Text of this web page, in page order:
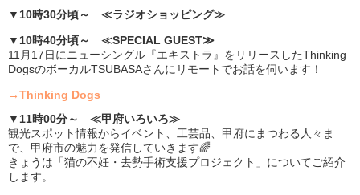
▼10時30分頃～ ≪ラジオショッピング≫
▼10時40分頃～ ≪SPECIAL GUEST≫
11月17日にニューシングル『エキストラ』をリリースしたThinking
DogsのボーカルTSUBASAさんにリモートでお話を伺います！
→Thinking Dogs
▼11時00分～ ≪甲府いろいろ≫
観光スポット情報からイベント、工芸品、甲府にまつわる人々ま
で、甲府市の魅力を発信していきます🌈
きょうは「猫の不妊・去勢手術支援プロジェクト」についてご紹介
します。